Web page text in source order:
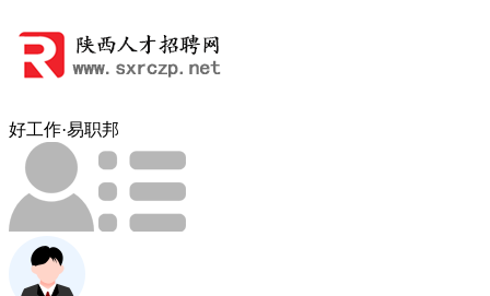
好工作·易职邦